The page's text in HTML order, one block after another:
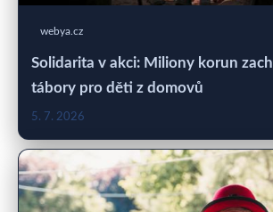
webya.cz
Solidarita v akci: Miliony korun
tábory pro děti z domovů
5. 7. 2026